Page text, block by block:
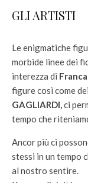
GLI ARTISTI
Le enigmatiche
morbide linee dei
interezza di
figure così come
GAGLIARDI,ci
tempo che
Ancor più ci
stessi in un tempo
al nostro sentire.